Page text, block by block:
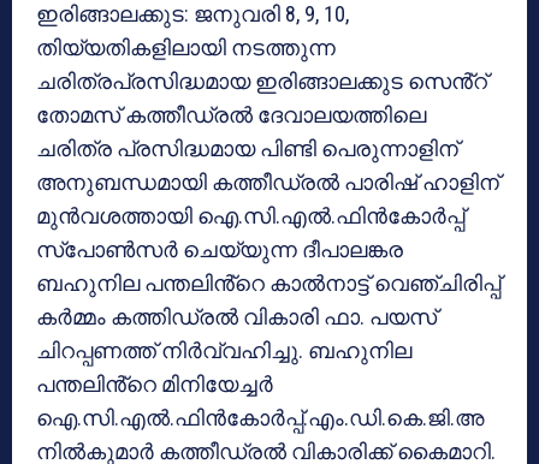
ഇരിങ്ങാലക്കുട: ജനുവരി 8, 9, 10,
തിയ്യതികളിലായി നടത്തുന്ന
ചരിത്രപ്രസിദ്ധമായ ഇരിങ്ങാലക്കുട സെൻ്റ്
തോമസ് കത്തീഡ്രൽ ദേവാലയത്തിലെ
ചരിത്ര പ്രസിദ്ധമായ പിണ്ടി പെരുന്നാളിന്
അനുബന്ധമായി കത്തീഡ്രൽ പാരിഷ് ഹാളിന്
മുൻവശത്തായി ഐ.സി.എൽ.ഫിൻകോർപ്പ്
സ്പോൺസർ ചെയ്യുന്ന ദീപാലങ്കര
ബഹുനില പന്തലിൻ്റെ കാൽനാട്ട് വെഞ്ചിരിപ്പ്
കർമ്മം കത്തിഡ്രൽ വികാരി ഫാ. പയസ്
ചിറപ്പണത്ത് നിർവ്വഹിച്ചു. ബഹുനില
പന്തലിൻ്റെ മിനിയേച്ചർ
ഐ.സി.എൽ.ഫിൻകോർപ്പ്.എം.ഡി.കെ.ജി.അ
നിൽകുമാർ കത്തീഡ്രൽ വികാരിക്ക് കൈമാറി.